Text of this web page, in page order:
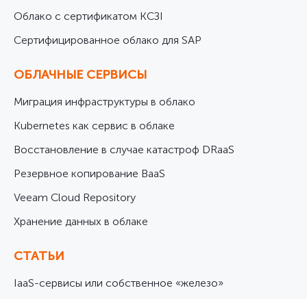
Облако с сертификатом КСЗІ
Cертифицированное облако для SAP
ОБЛАЧНЫЕ СЕРВИСЫ
Миграция инфраструктуры в облако
Kubernetes как сервис в облаке
Восстановление в случае катастроф DRaaS
Резервное копирование BaaS
Veeam Cloud Repository
Хранение данных в облаке
СТАТЬИ
IaaS-сервисы или собственное «железо»